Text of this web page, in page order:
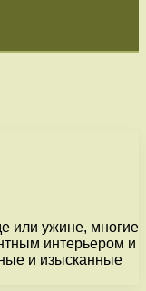
или ужине, многие
интерьером и
и изысканные